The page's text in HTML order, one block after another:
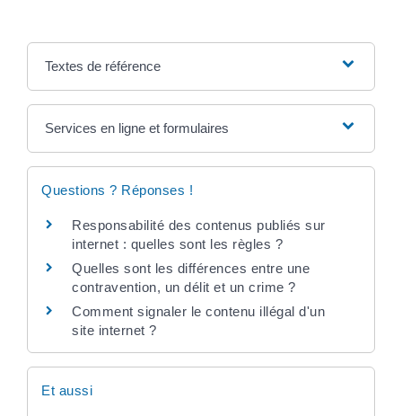
Textes de référence
Services en ligne et formulaires
Questions ? Réponses !
Responsabilité des contenus publiés sur
internet : quelles sont les règles ?
Quelles sont les différences entre une
contravention, un délit et un crime ?
Comment signaler le contenu illégal d'un
site internet ?
Et aussi